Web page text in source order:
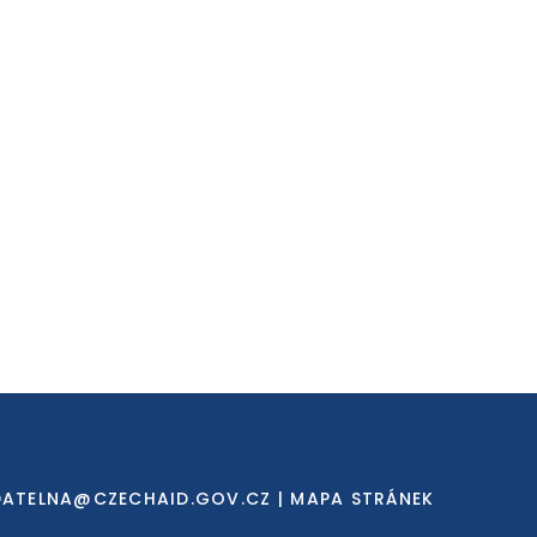
| MAPA STRÁNEK